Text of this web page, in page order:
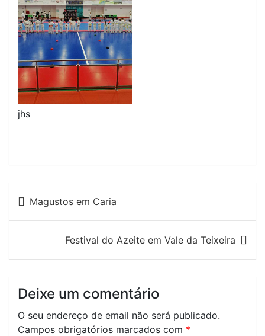
jhs
Navegação
de
artigos
Magustos em Caria
Festival do Azeite em Vale da Teixeira
Deixe um comentário
O seu endereço de email não será publicado.
Campos obrigatórios marcados com *